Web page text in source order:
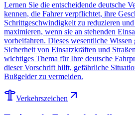
Lernen Sie die entscheidende deutsche
kennen, die Fahrer verpflichtet, ihre
Schrittgeschwindigkeit zu reduzieren
maximieren, wenn sie an stehenden
vorbeifahren. Dieses wesentliche Wissen
Sicherheit von Einsatzkräften und
wichtiges Thema für Ihre deutsche
dieser Vorschrift hilft, gefährliche
Bußgelder zu vermeiden.
Verkehrszeichen